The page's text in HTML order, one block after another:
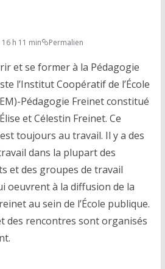
h 11 min Permalien
et se former à la Pédagogie
l’Institut Coopératif de l’École
Pédagogie Freinet constitué
et Célestin Freinet. Ce
toujours au travail. Il y a des
dans la plupart des
et des groupes de travail
oeuvrent à la diffusion de la
au sein de l’École publique.
des rencontres sont organisés